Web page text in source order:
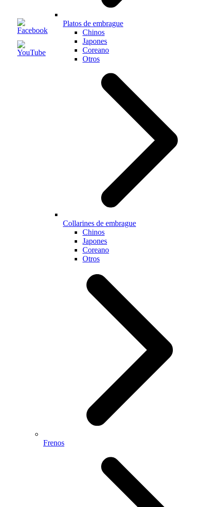
Platos de embrague
Chinos
Japones
Coreano
Otros
Collarines de embrague
Chinos
Japones
Coreano
Otros
Frenos